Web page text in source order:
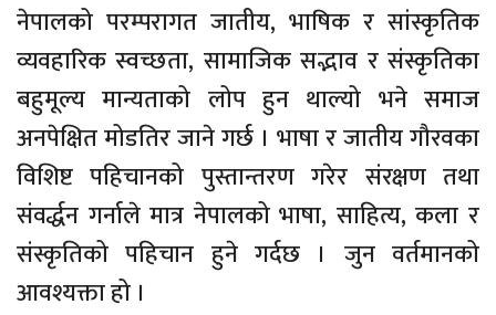
नेपालको परम्परागत जातीय, भाषिक र सांस्कृतिक
व्यवहारिक स्वच्छता, सामाजिक सद्भाव र संस्कृतिका
बहुमूल्य मान्यताको लोप हुन थाल्यो भने समाज
अनपेक्षित मोडतिर जाने गर्छ । भाषा र जातीय गौरवका
विशिष्ट पहिचानको पुस्तान्तरण गरेर संरक्षण तथा
संवर्द्धन गर्नाले मात्र नेपालको भाषा, साहित्य, कला र
संस्कृतिको पहिचान हुने गर्दछ । जुन वर्तमानको
आवश्यक्ता हो ।